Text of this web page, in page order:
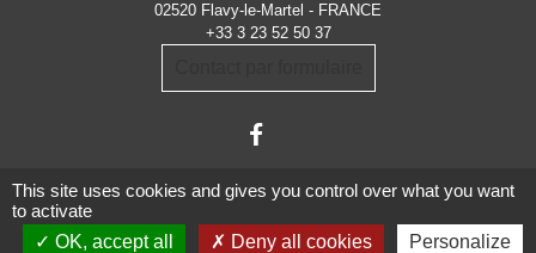
02520 Flavy-le-Martel - FRANCE
+33 3 23 52 50 37
This site uses cookies and gives you control over what you want
to activate
OK, accept all
Deny all cookies Personalize